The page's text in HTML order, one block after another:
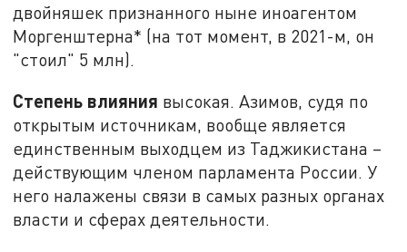
двойняшек признанного ныне иноагентом
Моргенштерна* (на тот момент, в 2021-м, он
"стоил" 5 млн).
Степень влияния высокая. Азимов, судя по
открытым источникам, вообще является
единственным выходцем из Таджикистана –
действующим членом парламента России. У
него налажены связи в самых разных органах
власти и сферах деятельности.